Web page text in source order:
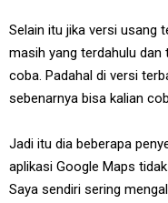
Selain itu jika versi usang
masih yang terdahulu dan
coba. Padahal di versi
sebenarnya bisa kalian
Jadi itu dia beberapa
aplikasi Google Maps
Saya sendiri sering